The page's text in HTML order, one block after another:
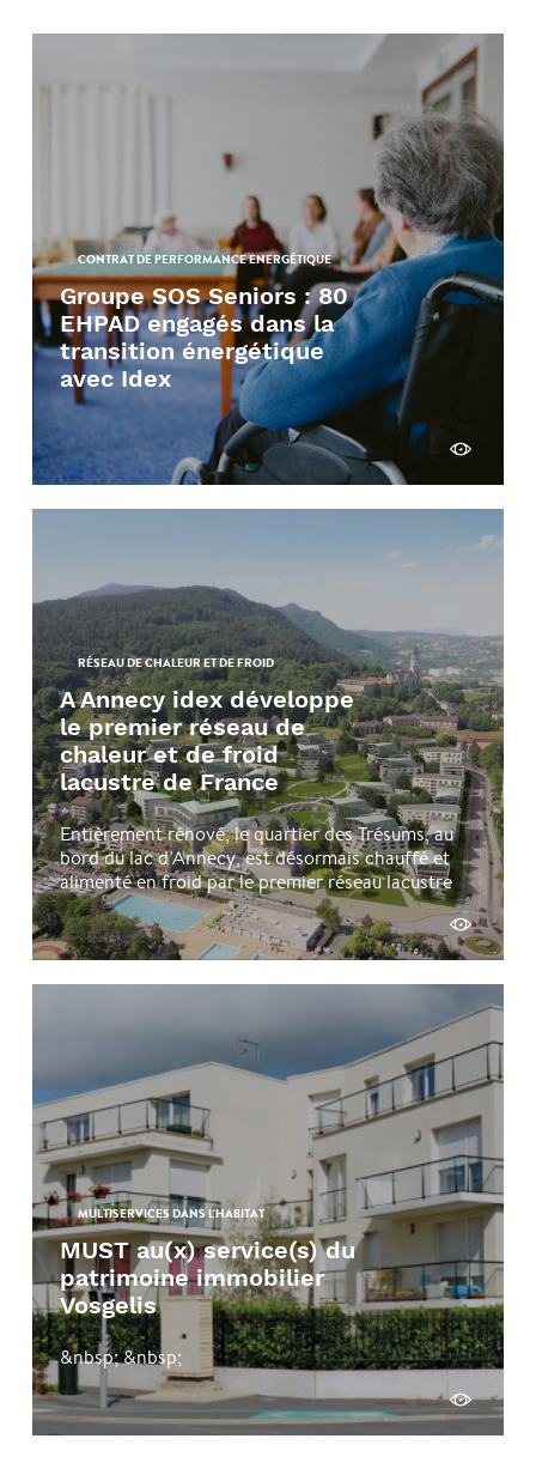
CONTRAT DE PERFORMANCE ENERGÉTIQUE
Groupe SOS Seniors : 80
EHPAD engagés dans la
transition énergétique
avec Idex
Découvrir
RÉSEAU DE CHALEUR ET DE FROID
A Annecy idex développe
le premier réseau de
chaleur et de froid
lacustre de France
Entièrement rénové, le quartier des Trésums, au
bord du lac d’Annecy, est désormais chauffé et
alimenté en froid par le premier réseau lacustre
de France …
Découvrir
MULTISERVICES DANS L'HABITAT
MUST au(x) service(s) du
patrimoine immobilier
Vosgelis
&nbsp; &nbsp;
Découvrir